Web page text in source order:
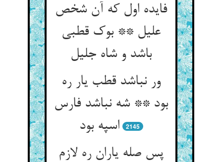
فایده اول که آن شخص
علیل ** بوک قطبی
باشد و شاه جلیل‏
ور نباشد قطب یار ره
بود ** شه نباشد فارس
اسپه بود
2145
پس صله یاران ره لازم